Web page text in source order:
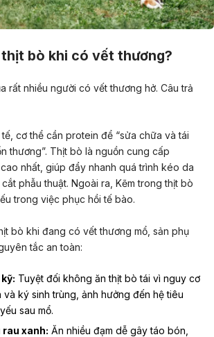
thịt bò khi có vết thương?
rất nhiều người có vết thương hở. Câu trả
cơ thể cần protein để “sửa chữa và tái
thương”. Thịt bò là nguồn cung cấp
nhất, giúp đẩy nhanh quá trình kéo da
phẫu thuật. Ngoài ra, Kẽm trong thịt bò
trong việc phục hồi tế bào.
bò khi đang có vết thương mổ, sản phụ
tắc an toàn:
Tuyệt đối không ăn thịt bò tái vì nguy cơ
và ký sinh trùng, ảnh hưởng đến hệ tiêu
sau mổ.
rau xanh: Ăn nhiều đạm dễ gây táo bón,